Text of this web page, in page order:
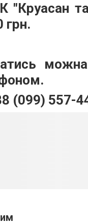
"Круасан
грн.
(099) 557-